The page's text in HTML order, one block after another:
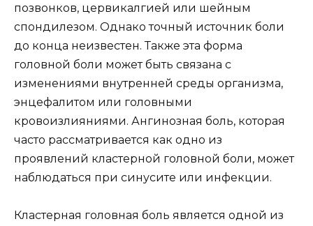
позвонков, цервикалгией или шейным
спондилезом. Однако точный источник боли
до конца неизвестен. Также эта форма
головной боли может быть связана с
изменениями внутренней среды организма,
энцефалитом или головными
кровоизлияниями. Ангинозная боль, которая
часто рассматривается как одно из
проявлений кластерной головной боли, может
наблюдаться при синусите или инфекции.
Кластерная головная боль является одной из